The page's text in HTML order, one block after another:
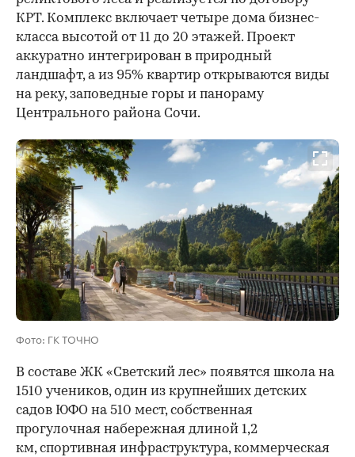
КРТ. Комплекс включает четыре дома бизнес-
класса высотой от 11 до 20 этажей. Проект
аккуратно интегрирован в природный
ландшафт, а из 95% квартир открываются виды
на реку, заповедные горы и панораму
Центрального района Сочи.
Фото: ГК ТОЧНО
В составе ЖК «Светский лес» появятся школа на
1510 учеников, один из крупнейших детских
садов ЮФО на 510 мест, собственная
прогулочная набережная длиной 1,2
км, спортивная инфраструктура, коммерческая